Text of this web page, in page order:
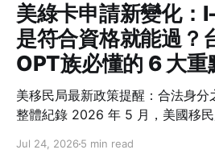
美綠卡申請新變化：
是符合資格就能過？
OPT族必懂的 6 大重
美移民局最新政策提醒：合法身
整體紀錄 2026 年 5 月，美國移
略的概念：在美國境內申請綠卡
Jul 24, 2026 5 min read